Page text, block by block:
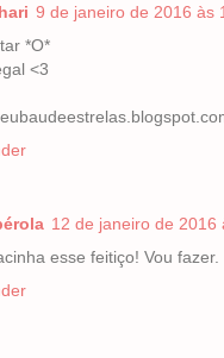
9 de janeiro de 2016 às
*O*
<3
12 de janeiro de 2016
esse feitiço! Vou fazer.